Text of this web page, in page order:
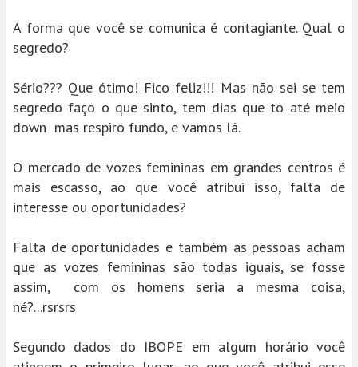
A forma que você se comunica é contagiante. Qual o
segredo?
Sério??? Que ótimo! Fico feliz!!! Mas não sei se tem
segredo faço o que sinto, tem dias que to até meio
down mas respiro fundo, e vamos lá.
O mercado de vozes femininas em grandes centros é
mais escasso, ao que você atribui isso, falta de
interesse ou oportunidades?
Falta de oportunidades e também as pessoas acham
que as vozes femininas são todas iguais, se fosse
assim, com os homens seria a mesma coisa,
né?...rsrsrs
Segundo dados do IBOPE em algum horário você